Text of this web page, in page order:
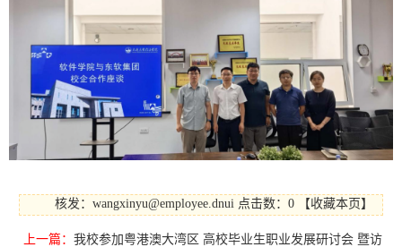
核发：wangxinyu@employee.dnui 点击数：0 【收藏本页】
上一篇： 我校参加粤港澳大湾区 高校毕业生职业发展研讨会 暨访